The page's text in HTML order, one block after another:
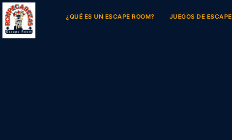
¿QUÉ ES UN ESCAPE ROOM? JUEGOS DE ESCAPE